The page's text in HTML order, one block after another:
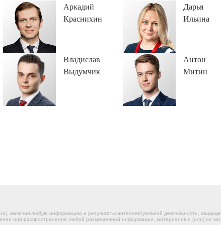
Аркадий
Краснихин
Дарья
Ильина
Владислав
Выдумчик
Антон
Митин
включая любую информацию и результаты интеллектуальной деятельности,
или распространение любой размещенной информации, материалов и (или) их